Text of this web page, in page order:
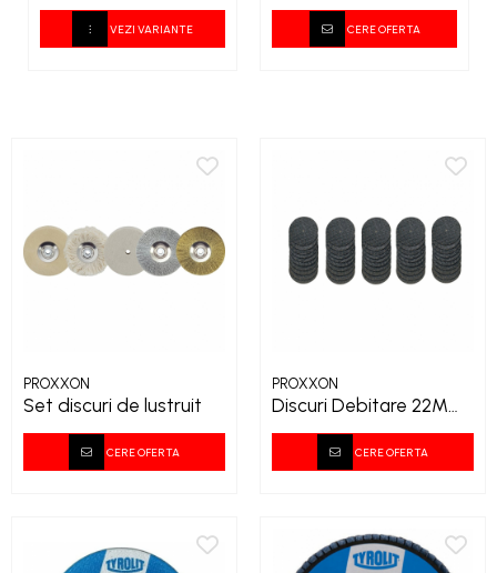
VEZI VARIANTE
DOCTORCERE OFERTA
PROXXON
Set discuri de lustruit
CERE OFERTA
PROXXON
Discuri Debitare 22MM
CERE OFERTA